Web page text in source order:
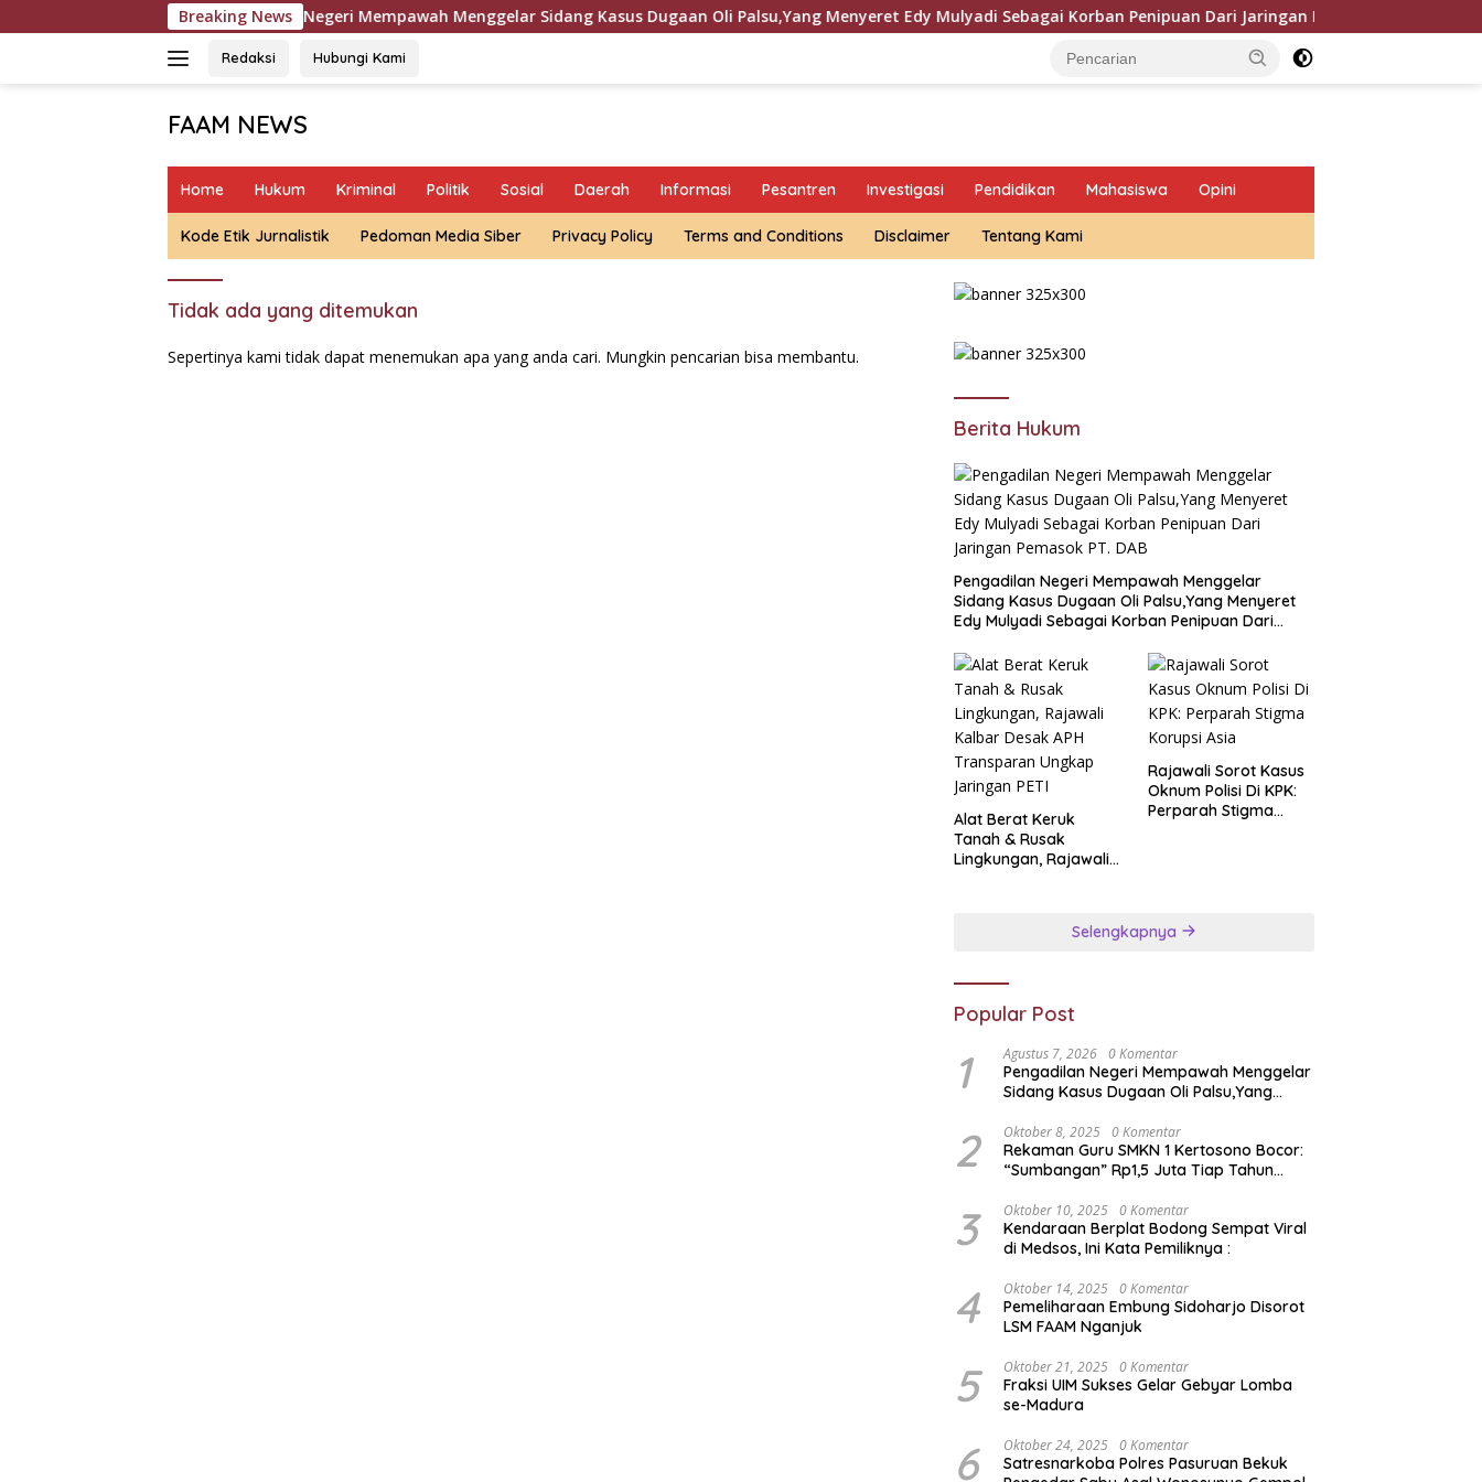
ke
Breaking News
Pengadilan Negeri Mempawah Menggelar Sidang Kasus Dugaan Oli Palsu,Yang Menyeret Edy Mulyadi Sebagai Korban Penipuan Dari Jaringan Pemasok PT. DAB
Redaksi Hubungi Kami
FAAM NEWS
Fakta,
Aspirasi
Home Hukum Kriminal Politik Sosial Daerah Informasi Pesantren Investigasi Pendidikan Mahasiswa Opini
Kode Etik Jurnalistik Pedoman Media Siber Privacy Policy Terms and Conditions Disclaimer Tentang Kami
Tidak ada yang ditemukan
Sepertinya kami tidak dapat menemukan apa yang anda cari. Mungkin pencarian bisa membantu.
Berita Hukum
Pengadilan Negeri Mempawah Menggelar
Sidang Kasus Dugaan Oli Palsu,Yang Menyeret
Edy Mulyadi Sebagai Korban Penipuan Dari
Alat Berat Keruk
Tanah & Rusak
Lingkungan, Rajawali
Rajawali Sorot Kasus
Oknum Polisi Di KPK:
Perparah Stigma
Selengkapnya
Popular Post
1 Agustus 7, 2026 0 Komentar
Pengadilan Negeri Mempawah Menggelar
Sidang Kasus Dugaan Oli Palsu,Yang
Penipuan Dari Jaringan Pemasok PT. DAB
2 Oktober 8, 2025 0 Komentar
Rekaman Guru SMKN 1 Kertosono Bocor:
“Sumbangan” Rp1,5 Juta Tiap Tahun
Pungli di Jatim Dipertanyakan
3 Oktober 10, 2025 0 Komentar
Kendaraan Berplat Bodong Sempat Viral
di Medsos, Ini Kata Pemiliknya :
4 Oktober 14, 2025 0 Komentar
Pemeliharaan Embung Sidoharjo Disorot
LSM FAAM Nganjuk
5 Oktober 21, 2025 0 Komentar
Fraksi UIM Sukses Gelar Gebyar Lomba
se-Madura
6 Oktober 24, 2025 0 Komentar
Satresnarkoba Polres Pasuruan Bekuk